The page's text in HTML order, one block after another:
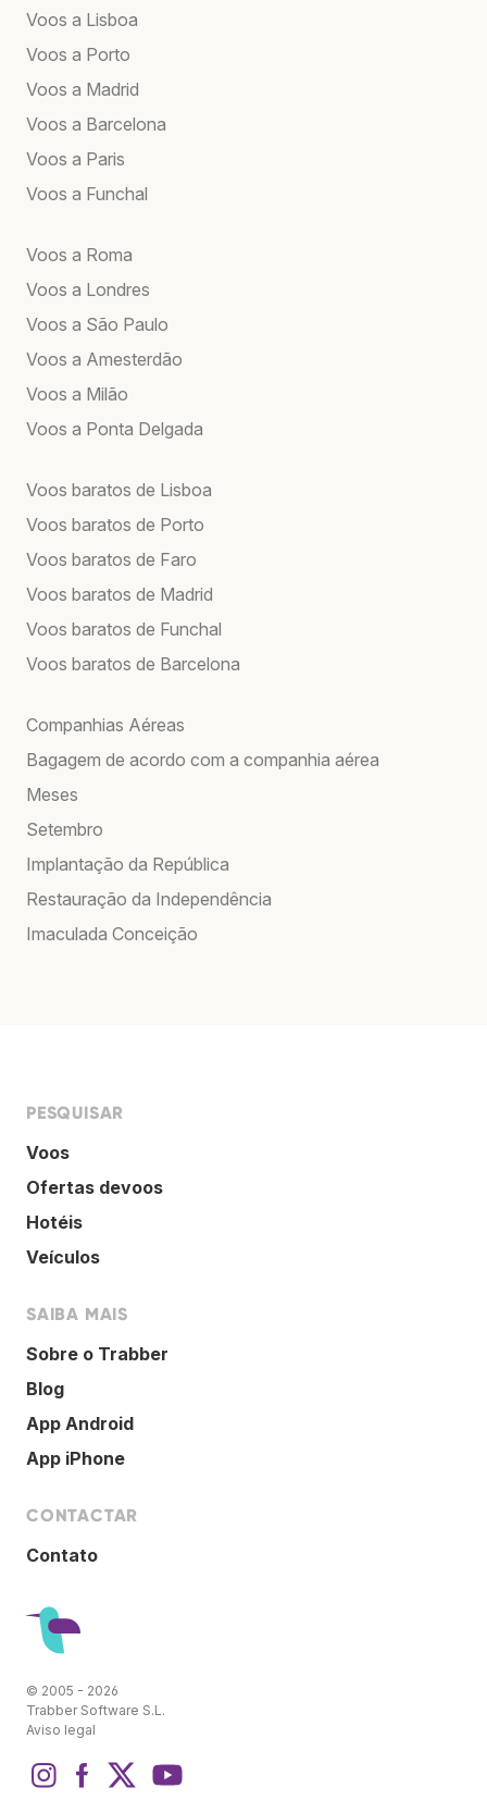
Voos a Lisboa
Voos a Porto
Voos a Madrid
Voos a Barcelona
Voos a Paris
Voos a Funchal
Voos a Roma
Voos a Londres
Voos a São Paulo
Voos a Amesterdão
Voos a Milão
Voos a Ponta Delgada
Voos baratos de Lisboa
Voos baratos de Porto
Voos baratos de Faro
Voos baratos de Madrid
Voos baratos de Funchal
Voos baratos de Barcelona
Companhias Aéreas
Bagagem de acordo com a companhia aérea
Meses
Setembro
Implantação da República
Restauração da Independência
Imaculada Conceição
PESQUISAR
Voos
Ofertas devoos
Hotéis
Veículos
SAIBA MAIS
Sobre o Trabber
Blog
App Android
App iPhone
CONTACTAR
Contato
© 2005 - 2026
Trabber Software S.L.
Aviso legal